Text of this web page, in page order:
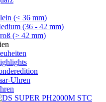
(< 36 mm)
(36 - 42 mm)
(> 42 mm)
Uhren